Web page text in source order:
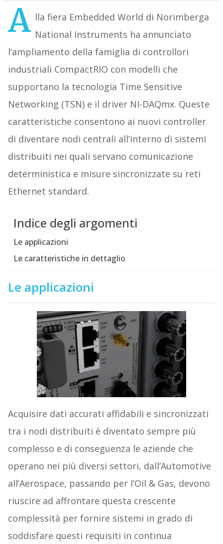
A lla fiera Embedded World di Norimberga
National Instruments ha annunciato
l’ampliamento della famiglia di controllori
industriali CompactRIO con modelli che
supportano la tecnologia Time Sensitive
Networking (TSN) e il driver NI-DAQmx. Queste
caratteristiche consentono ai nuovi controller
di diventare nodi centrali all’interno di sistemi
distribuiti nei quali servano comunicazione
deterministica e misure sincronizzate su reti
Ethernet standard.
Indice degli argomenti
Le applicazioni
Le caratteristiche in dettaglio
Le applicazioni
Acquisire dati accurati affidabili e sincronizzati
tra i nodi distribuiti è diventato sempre più
complesso e di conseguenza le aziende che
operano nei più diversi settori, dall’Automotive
all’Aerospace, passando per l’Oil & Gas, devono
riuscire ad affrontare questa crescente
complessità per fornire sistemi in grado di
soddisfare questi requisiti in continua